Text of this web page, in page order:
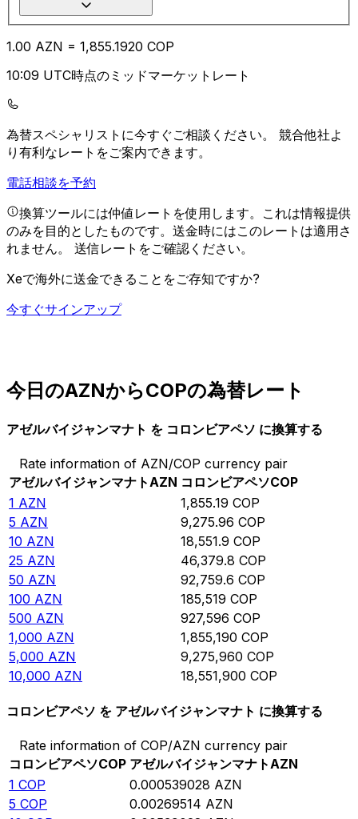
1.00 AZN = 1,855.1920 COP
10:09 UTC時点のミッドマーケットレート
為替スペシャリストに今すぐご相談ください。 競合他社よ
り有利なレートをご案内できます。
電話相談を予約
換算ツールには仲値レートを使用します。これは情報提供
のみを目的としたものです。送金時にはこのレートは適用さ
れません。 送信レートをご確認ください。
Xeで海外に送金できることをご存知ですか?
今すぐサインアップ
今日のAZNからCOPの為替レート
アゼルバイジャンマナト を コロンビアペソ に換算する
Rate information of AZN/COP currency pair
アゼルバイジャンマナト AZN コロンビアペソCOP
1 AZN 1,855.19 COP
5 AZN 9,275.96 COP
10 AZN 18,551.9 COP
25 AZN 46,379.8 COP
50 AZN 92,759.6 COP
100 AZN 185,519 COP
500 AZN 927,596 COP
1,000 AZN 1,855,190 COP
5,000 AZN 9,275,960 COP
10,000 AZN 18,551,900 COP
コロンビアペソ を アゼルバイジャンマナト に換算する
Rate information of COP/AZN currency pair
コロンビアペソCOP アゼルバイジャンマナトAZN
1 COP 0.000539028 AZN
5 COP 0.00269514 AZN